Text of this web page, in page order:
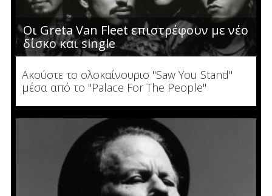
Οι Greta Van Fleet επιστρέφουν με νέο
δίσκο και single
Ακούστε το ολοκαίνουριο "Saw You Stand"
μέσα από το "Palace For The People"